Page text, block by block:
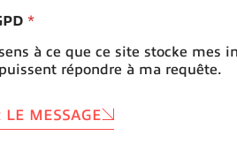
*
à ce que ce site stocke mes
répondre à ma requête.
LE MESSAGE